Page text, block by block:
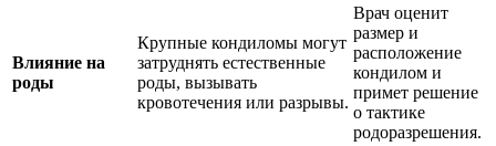
Влияние на
роды
Крупные кондиломы могут
затруднять естественные
роды, вызывать
кровотечения или разрывы.
Врач оценит
размер и
расположение
кондилом и
примет решение
о тактике
родоразрешения.